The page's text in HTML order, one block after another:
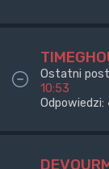
Ostatni
10:53
Odpowiedzi: